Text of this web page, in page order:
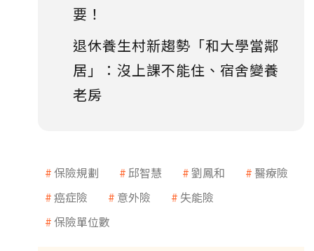
要！
退休養生村新趨勢「和大學當鄰
居」：沒上課不能住、宿舍變養
老房
保險規劃 邱智慧 劉鳳和
醫療險
癌症險
意外險
失能險
保險單位數